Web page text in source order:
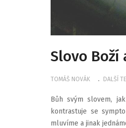
Slovo Boží
TOMÁŠ NOVÁK DALŠÍ
Bůh svým slovem,
kontrastuje se
mluvíme a jinak